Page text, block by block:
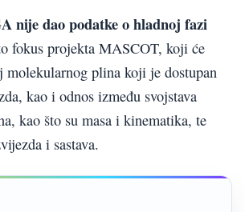
nije dao podatke o hladnoj fazi
fokus projekta MASCOT, koji će
molekularnog plina koji je dostupan
kao i odnos između svojstava
kao što su masa i kinematika, te
i sastava.